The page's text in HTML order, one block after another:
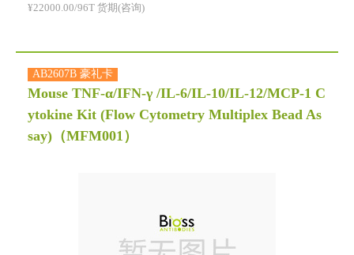
¥22000.00/96T 货期(咨询)
AB2607B 豪礼卡
Mouse TNF-α/IFN-γ /IL-6/IL-10/IL-12/MCP-1 C
ytokine Kit (Flow Cytometry Multiplex Bead As
say) （MFM001）